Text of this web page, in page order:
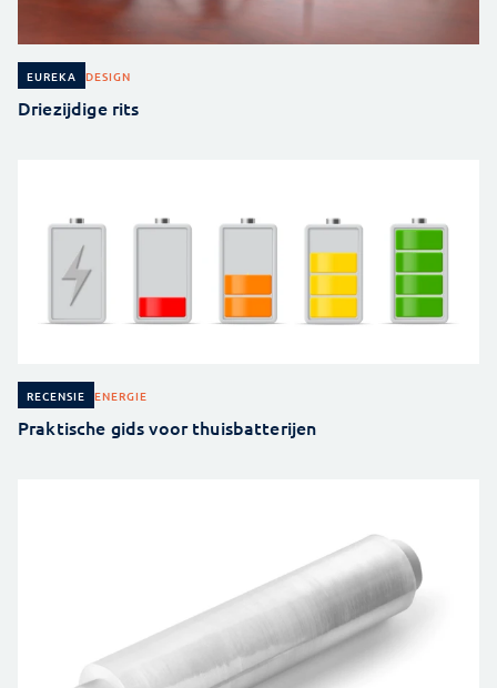
EUREKA DESIGN
Driezijdige rits
RECENSIE ENERGIE
Praktische gids voor thuisbatterijen